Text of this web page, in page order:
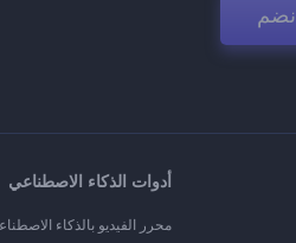
انضم
أدوات الذكاء الاصطناعي
محرر الفيديو بالذكاء